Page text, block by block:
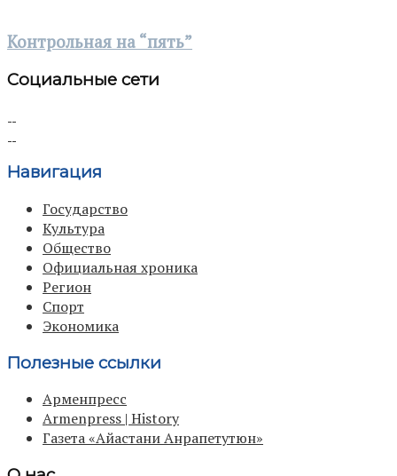
Контрольная на “пять”
Социальные сети
Навигация
Государство
Культура
Общество
Официальная хроника
Регион
Спорт
Экономика
Полезные ссылки
Арменпресс
Armenpress | History
Газета «Айастани Анрапетутюн»